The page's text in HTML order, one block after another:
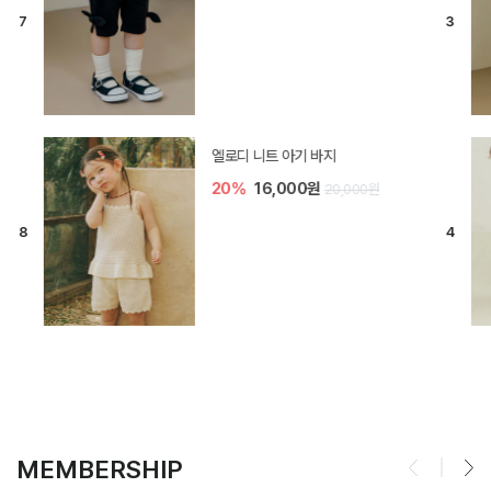
엘로디 니트 아기 바지
20% 16,000원 20,000원
MEMBERSHIP